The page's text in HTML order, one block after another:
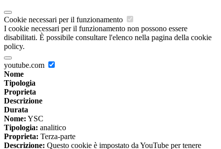
Cookie necessari per il funzionamento
I cookie necessari per il funzionamento non possono essere
disabilitati. È possibile consultare l'elenco nella pagina della cookie
policy.
youtube.com
Nome
Tipologia
Proprieta
Descrizione
Durata
Nome: YSC
Tipologia: analitico
Proprieta: Terza-parte
Descrizione: Questo cookie è impostato da YouTube per tenere